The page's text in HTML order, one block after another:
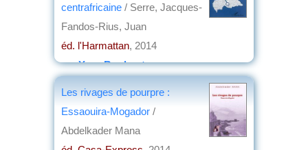
centrafricaine / Serre, Jacques-
Fandos-Rius, Juan
éd. l'Harmattan, 2014
parYves Boulvert
Les rivages de pourpre :
Essaouira-Mogador /
Abdelkader Mana